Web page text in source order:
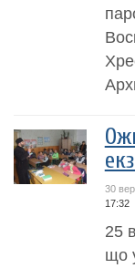
30
17:32
25
що